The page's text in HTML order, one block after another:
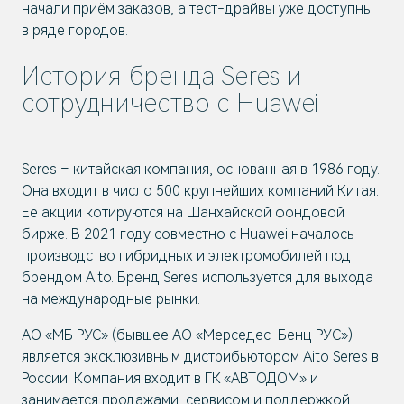
начали приём заказов, а тест-драйвы уже доступны
в ряде городов.
История бренда Seres и
сотрудничество с Huawei
Seres – китайская компания, основанная в 1986 году.
Она входит в число 500 крупнейших компаний Китая.
Её акции котируются на Шанхайской фондовой
бирже. В 2021 году совместно с Huawei началось
производство гибридных и электромобилей под
брендом Aito. Бренд Seres используется для выхода
на международные рынки.
АО «МБ РУС» (бывшее AO «Мерседес-Бенц PУC»)
является эксклюзивным дистрибьютором Aito Seres в
России. Компания входит в ГК «АВТОДОМ» и
занимается продажами, сервисом и поддержкой